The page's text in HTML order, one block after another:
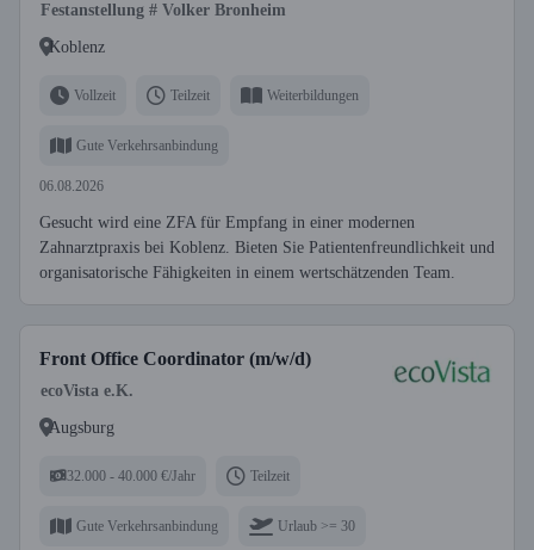
Festanstellung # Volker Bronheim
Koblenz
Vollzeit Teilzeit Weiterbildungen
Gute Verkehrsanbindung
06.08.2026
Gesucht wird eine ZFA für Empfang in einer modernen
Zahnarztpraxis bei Koblenz. Bieten Sie Patientenfreundlichkeit und
organisatorische Fähigkeiten in einem wertschätzenden Team.
Front Office Coordinator (m/w/d)
ecoVista e.K.
Augsburg
32.000 - 40.000 €/Jahr Teilzeit
Gute Verkehrsanbindung Urlaub >= 30